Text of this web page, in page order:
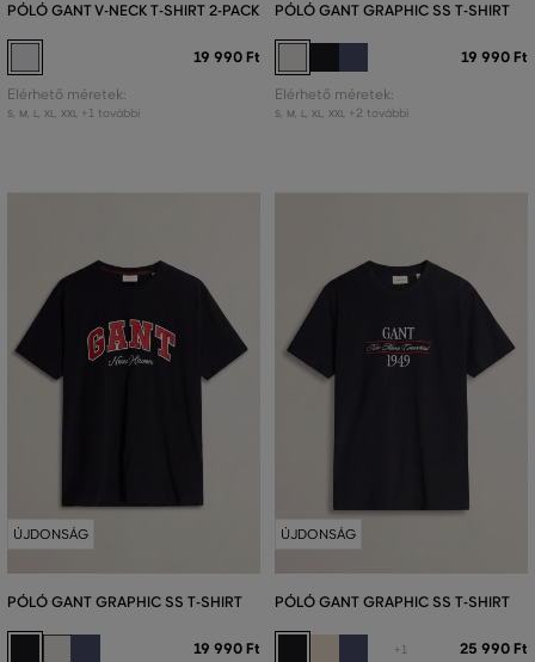
PÓLÓ GANT V-NECK T-SHIRT 2-PACK
19 990 Ft
Elérhető méretek:
S, M L XL XXL +1 további
PÓLÓ GANT GRAPHIC SS T-SHIRT
19 990 Ft
Elérhető méretek:
S, M L XL XXL +2 további
ÚJDONSÁG
PÓLÓ GANT GRAPHIC SS T-SHIRT
19 990 Ft
ÚJDONSÁG
PÓLÓ GANT GRAPHIC SS T-SHIRT
+1 25 990 Ft